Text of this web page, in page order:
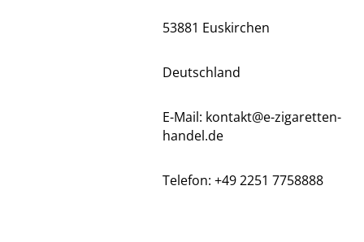
53881 Euskirchen
Deutschland
E-Mail: kontakt@e-zigaretten-
handel.de
Telefon: +49 2251 7758888